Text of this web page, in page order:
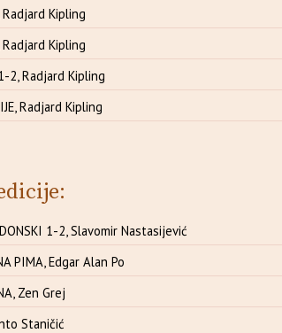
Radjard Kipling
Radjard Kipling
2, Radjard Kipling
Radjard Kipling
1-2, Slavomir Nastasijević
PIMA, Edgar Alan Po
Zen Grej
Staničić